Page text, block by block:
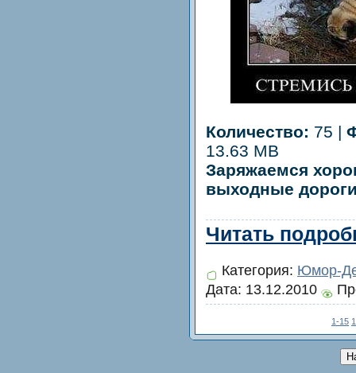
Количество: 75 |
13.63 MB
Заряжаемся
выходные
Читать
Категория: Юмор-
Дата: 13.12.2010
1-15